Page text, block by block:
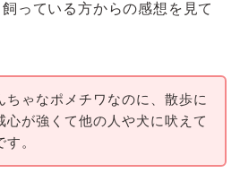
っている方からの感想を見て
ちゃなポメチワなのに、散歩に
心が強くて他の人や犬に吠えて
。